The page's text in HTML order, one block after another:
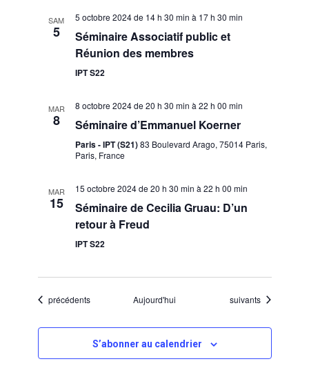
è
m
e
t
s
SAM
5
5 octobre 2024 de 14 h 30 min à 17 h 30 min
Séminaire Associatif public et
Réunion des membres
IPT S22
MAR
8
8 octobre 2024 de 20 h 30 min à 22 h 00 min
Séminaire d’Emmanuel Koerner
Paris - IPT (S21)83 Boulevard Arago, 75014 Paris,
Paris, France
MAR
15
15 octobre 2024 de 20 h 30 min à 22 h 00 min
Séminaire de Cecilia Gruau: D’un
retour à Freud
IPT S22
Évènements
précédents Aujourd'hui Évènements
suivants
S’abonner au calendrier